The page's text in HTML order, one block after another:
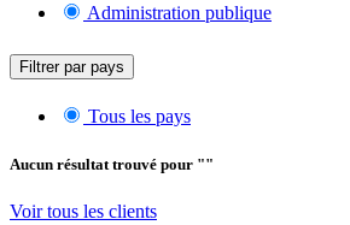
Administration publique
Filtrer par pays
Tous les pays
Aucun résultat trouvé pour ""
Voir tous les clients